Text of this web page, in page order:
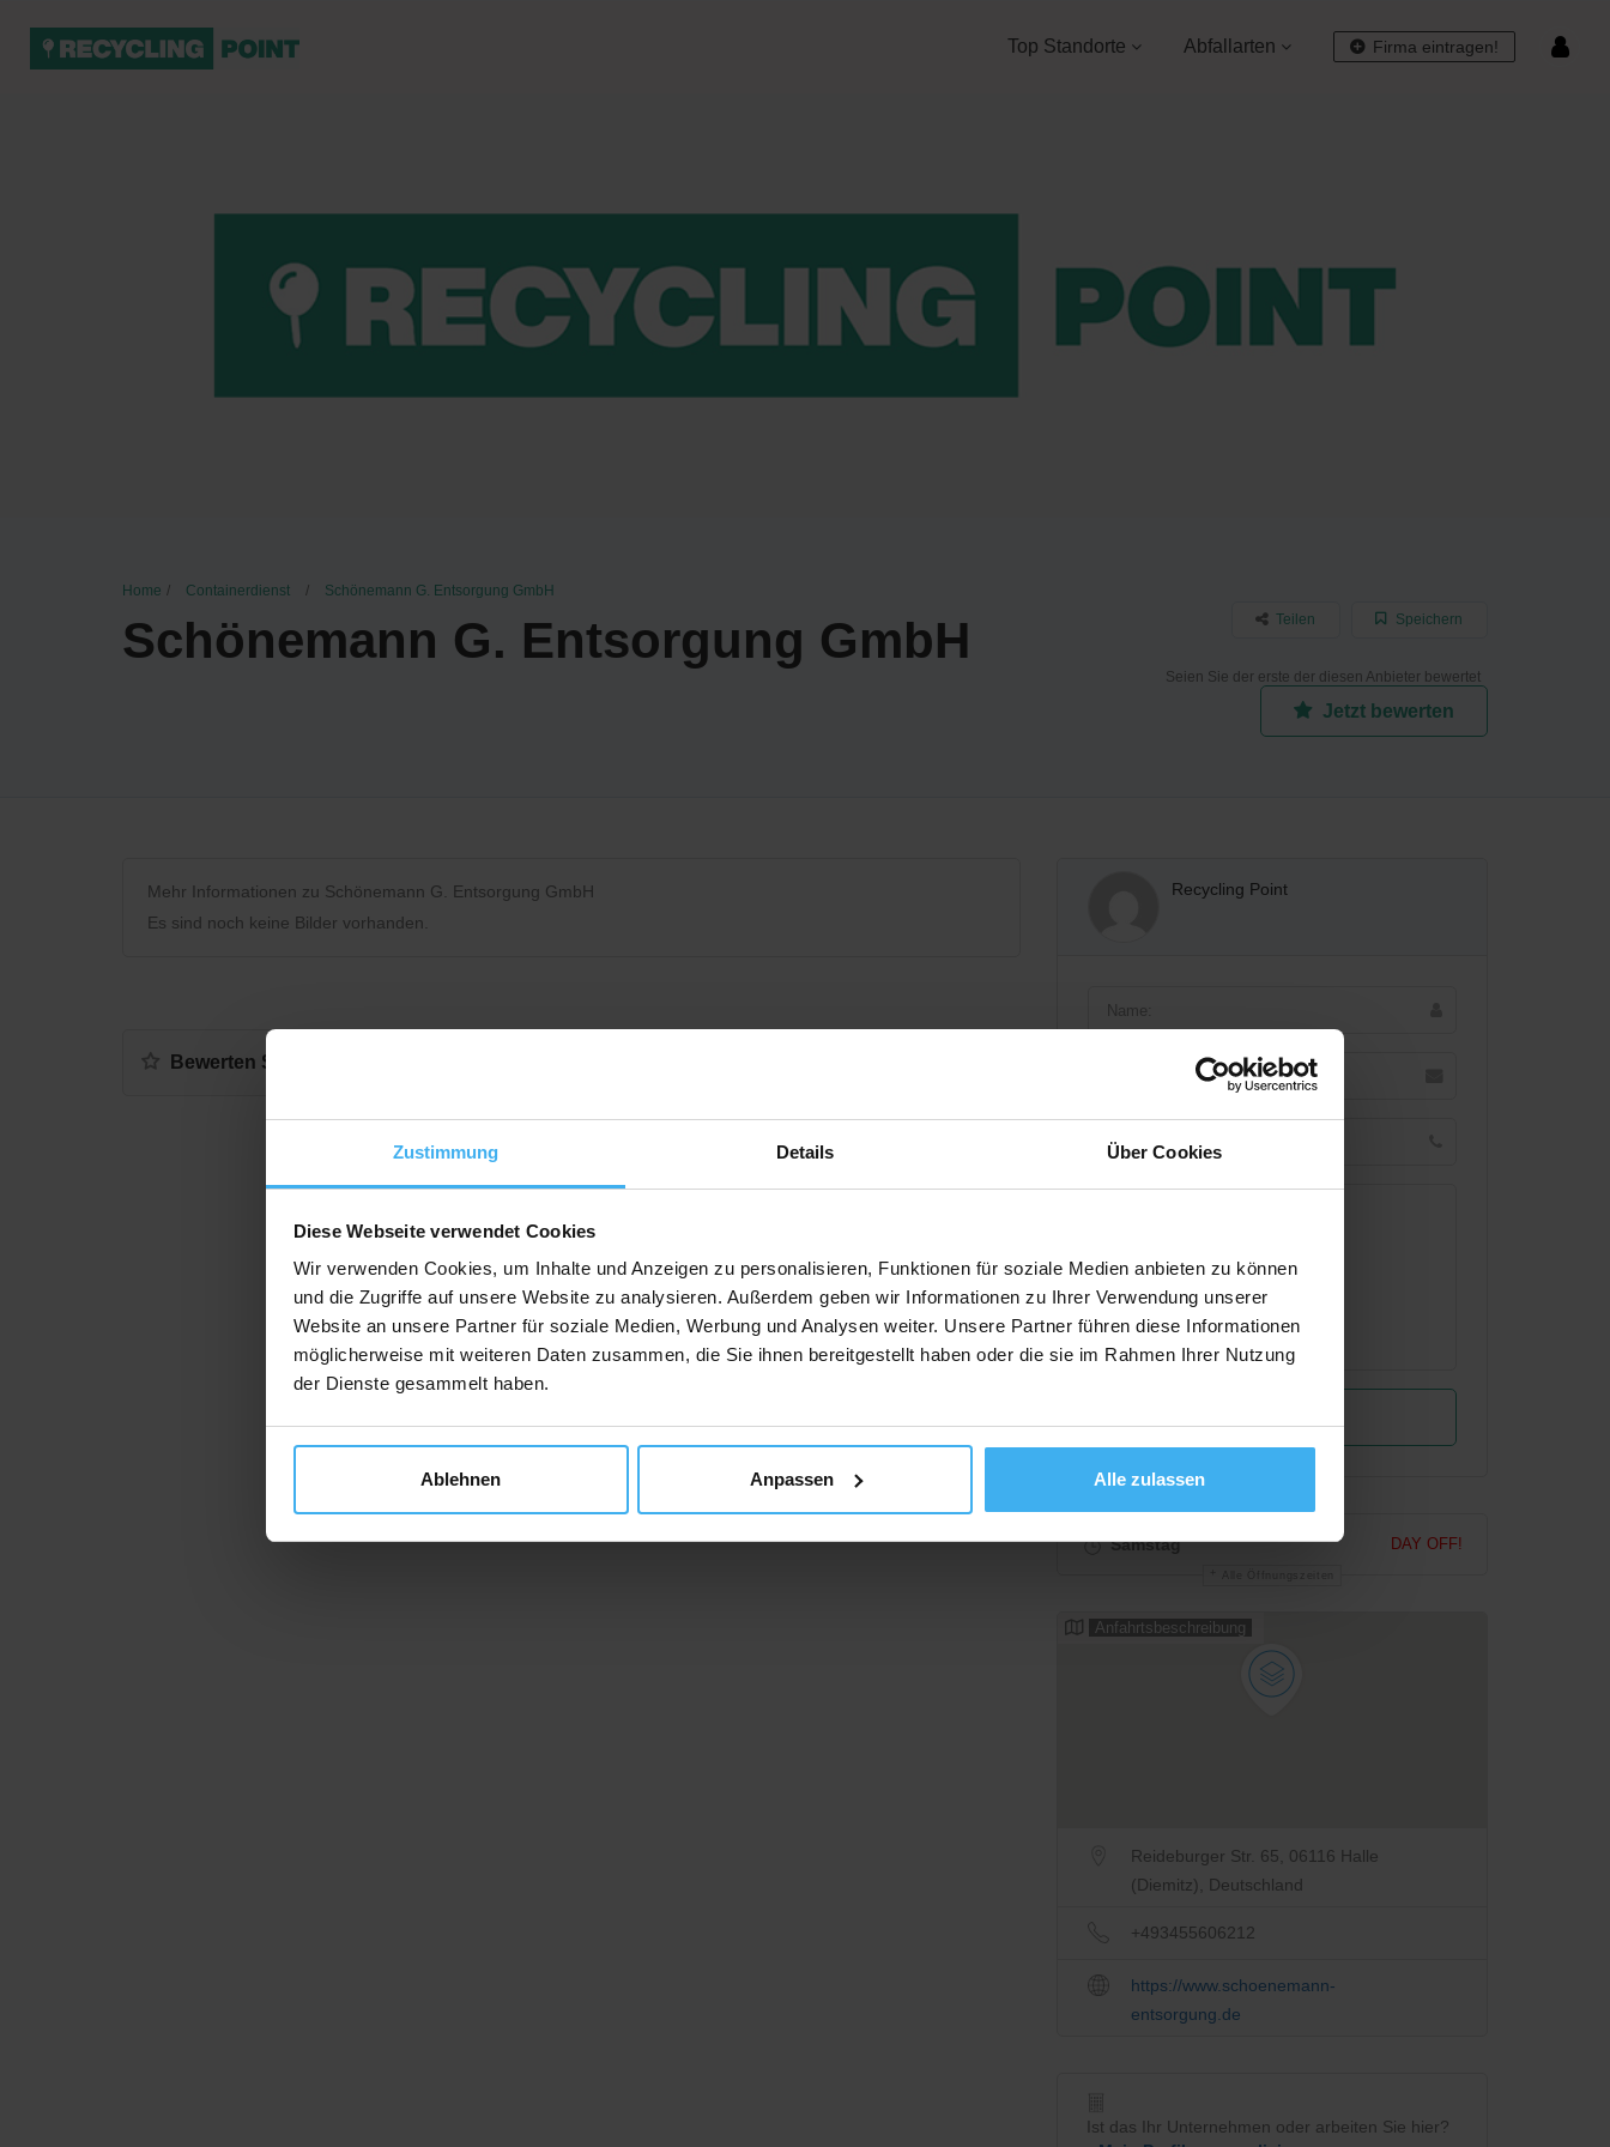
Zustimmung Details Über Cookies
Diese Webseite verwendet Cookies
Wir verwenden Cookies, um Inhalte und Anzeigen zu personalisieren, Funktionen für soziale Medien anbieten zu können
und die Zugriffe auf unsere Website zu analysieren. Außerdem geben wir Informationen zu Ihrer Verwendung unserer
Website an unsere Partner für soziale Medien, Werbung und Analysen weiter. Unsere Partner führen diese Informationen
möglicherweise mit weiteren Daten zusammen, die Sie ihnen bereitgestellt haben oder die sie im Rahmen Ihrer Nutzung
der Dienste gesammelt haben.
Ablehnen Anpassen Alle zulassen
Firma eintragen!
Top Standorte Abfallarten
Home Containerdienst Schönemann G. Entsorgung GmbH
Schönemann G. Entsorgung GmbH Speichern
Teilen
Seien Sie der erste der diesen Anbieter bewertet
Jetzt bewerten
Mehr Informationen zu Schönemann G. Entsorgung GmbH
Es sind noch keine Bilder vorhanden.
Bewerten Sie uns
Recycling Point
Samstag DAY OFF!
Anfahrtsbeschreibung
Reideburger Str. 65, 06116 Halle
(Diemitz), Deutschland
+493455606212
https://www.schoenemann-
entsorgung.de
Ist das Ihr Unternehmen oder arbeiten Sie hier?